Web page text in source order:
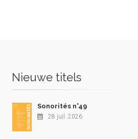
Nieuwe titels
Sonorités n°49
28 juil. 2026